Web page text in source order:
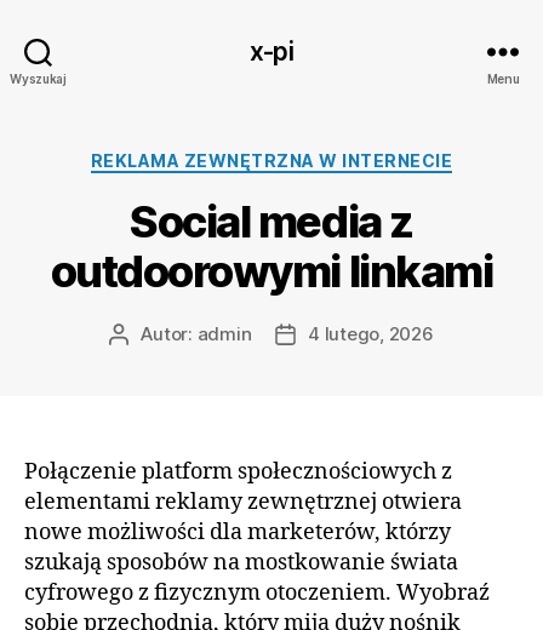
Wyszukaj
x-pi
Menu
Kategorie
REKLAMA ZEWNĘTRZNA W INTERNECIE
Social media z
outdoorowymi linkami
AutorAutor: admin
Data4 lutego, 2026
Połączenie platform społecznościowych z
elementami reklamy zewnętrznej otwiera
nowe możliwości dla marketerów, którzy
szukają sposobów na mostkowanie świata
cyfrowego z fizycznym otoczeniem. Wyobraź
sobie przechodnia, który mija duży nośnik